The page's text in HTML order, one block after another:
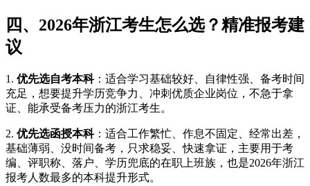
四、2026年浙江考生怎么选？精准报考建
议
1. 优先选自考本科：适合学习基础较好、自律性强、备考时间
充足，想要提升学历竞争力、冲刺优质企业岗位，不急于拿
证、能承受备考压力的浙江考生。
2. 优先选函授本科：适合工作繁忙、作息不固定、经常出差，
基础薄弱、没时间备考，只求稳妥、快速拿证，主要用于考
编、评职称、落户、学历兜底的在职上班族，也是2026年浙江
报考人数最多的本科提升形式。